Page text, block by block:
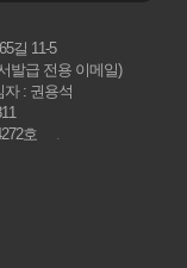
길 11-5
발급 전용 이메일)
: 권용석
호